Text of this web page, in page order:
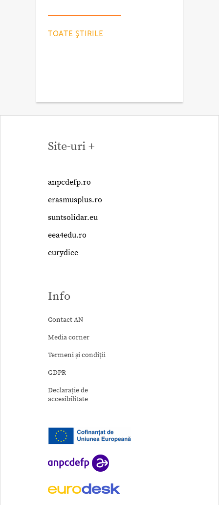
TOATE ŞTIRILE
Site-uri +
anpcdefp.ro
erasmusplus.ro
suntsolidar.eu
eea4edu.ro
eurydice
Info
Contact AN
Media corner
Termeni și condiții
GDPR
Declarație de
accesibilitate